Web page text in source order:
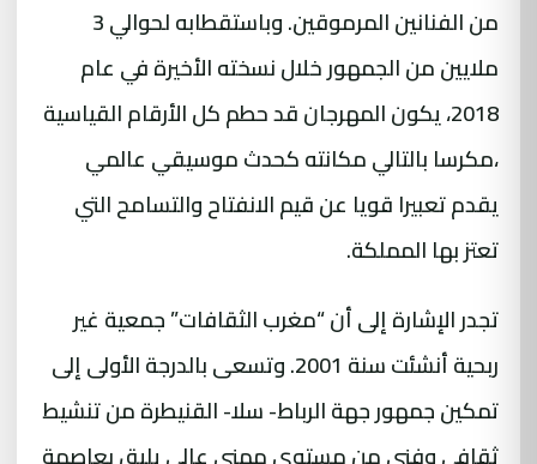
من الفنانين المرموقين. وباستقطابه لحوالي 3
ملايين من الجمهور خلال نسخته الأخيرة في عام
2018، يكون المهرجان قد حطم كل الأرقام القياسية
،مكرسا بالتالي مكانته كحدث موسيقي عالمي
يقدم تعبيرا قويا عن قيم الانفتاح والتسامح التي
تعتز بها المملكة.
تجدر الإشارة إلى أن “مغرب الثقافات” جمعية غير
ربحية أنشئت سنة 2001. وتسعى بالدرجة الأولى إلى
تمكين جمهور جهة الرباط- سلا- القنيطرة من تنشيط
ثقافي وفني من مستوى مهني عالي يليق بعاصمة